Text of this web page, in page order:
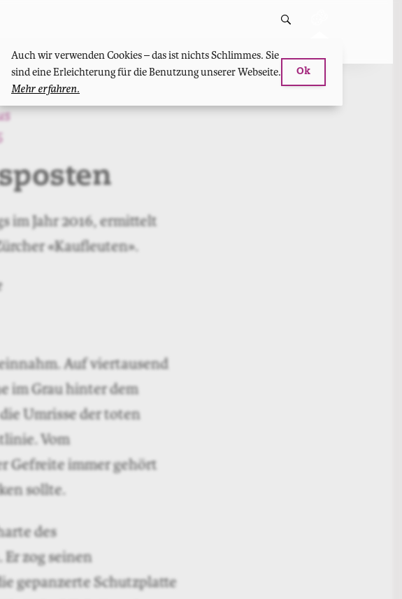
Auch wir verwenden Cookies – das ist nichts Schlimmes. Sie
sind eine Erleichterung für die Benutzung unserer Webseite.
Mehr erfahren.
Ok
im Jahr 2016, ermittelt
«Kaufleuten».
Auf viertausend
im Grau hinter dem
Umrisse der toten
Vom
Gefreite immer gehört
sollte.
des
zog seinen
gepanzerte Schutzplatte